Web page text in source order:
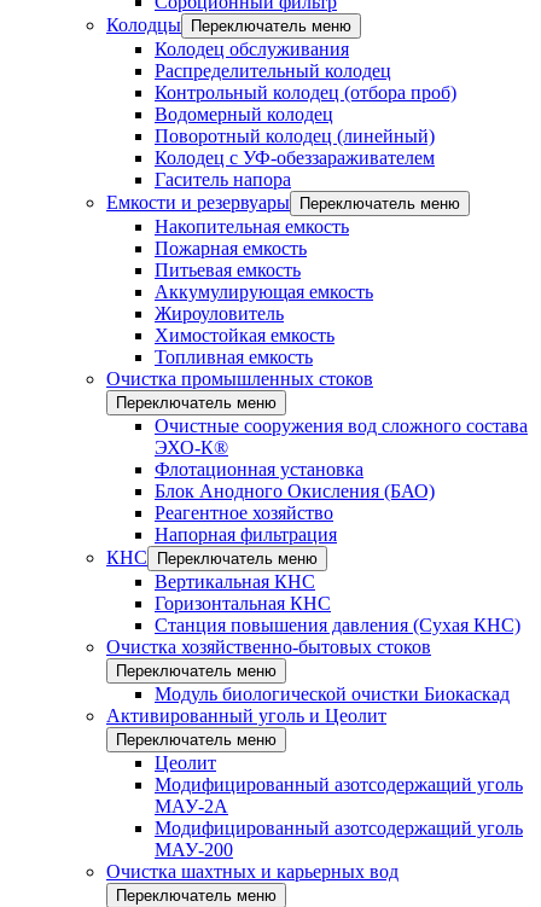
Колодцы
Переключатель меню
Колодец обслуживания
Распределительный колодец
Контрольный колодец (отбора проб)
Водомерный колодец
Поворотный колодец (линейный)
Колодец с УФ-обеззараживателем
Гаситель напора
Емкости и резервуары
Переключатель меню
Накопительная емкость
Пожарная емкость
Питьевая емкость
Аккумулирующая емкость
Жироуловитель
Химостойкая емкость
Топливная емкость
Очистка промышленных стоков
Переключатель меню
Очистные сооружения вод сложного состава
ЭХО-К®
Флотационная установка
Блок Анодного Окисления (БАО)
Реагентное хозяйство
Напорная фильтрация
КНС
Переключатель меню
Вертикальная КНС
Горизонтальная КНС
Станция повышения давления (Сухая КНС)
Очистка хозяйственно-бытовых стоков
Переключатель меню
Модуль биологической очистки Биокаскад
Активированный уголь и Цеолит
Переключатель меню
Цеолит
Модифицированный азотсодержащий уголь
МАУ-2А
Модифицированный азотсодержащий уголь
МАУ-200
Очистка шахтных и карьерных вод
Переключатель меню